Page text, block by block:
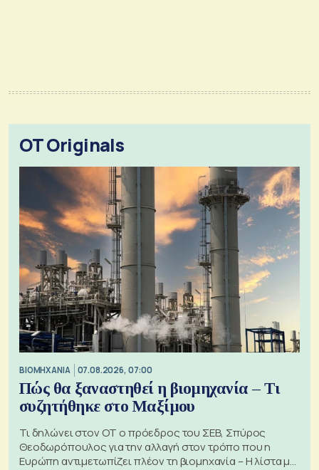
OT Originals
ΒΙΟΜΗΧΑΝΙΑ 07.08.2026, 07:00
Πώς θα ξαναστηθεί η βιομηχανία – Τι
συζητήθηκε στο Μαξίμου
Τι δηλώνει στον ΟΤ ο πρόεδρος του ΣΕΒ, Σπύρος
Θεοδωρόπουλος για την αλλαγή στον τρόπο που η
Ευρώπη αντιμετωπίζει πλέον τη βιομηχανία – Η λίστα με